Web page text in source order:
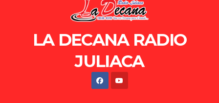
LA DECANA RADIO
JULIACA